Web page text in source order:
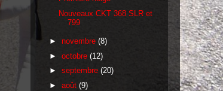
Nouveaux CKT 368 SLR et
799
► novembre (8)
► octobre (12)
► septembre (20)
► août (9)